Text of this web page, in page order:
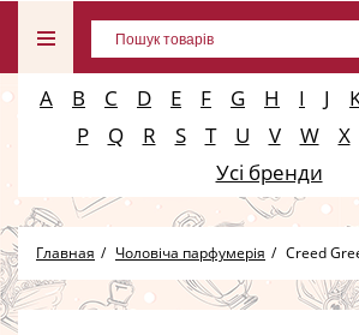
A B C D E F G H I J
P
Q R S T U V W X
Усі бренди
Главная Чоловіча парфумерія Creed